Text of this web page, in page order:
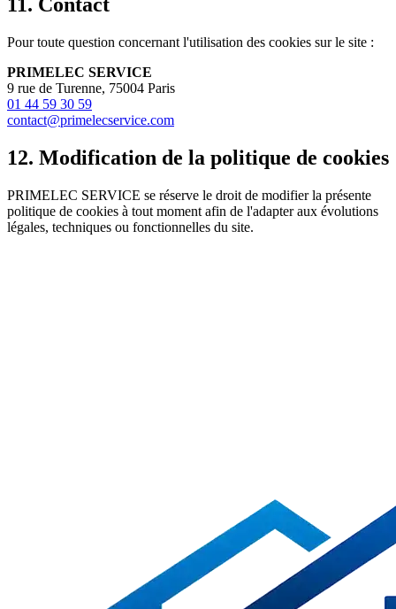
Pour toute question concernant l'utilisation des cookies sur le site :
PRIMELEC SERVICE
9 rue de Turenne, 75004 Paris
01 44 59 30 59
contact@primelecservice.com
12. Modification de la politique de cookies
PRIMELEC SERVICE se réserve le droit de modifier la présente
politique de cookies à tout moment afin de l'adapter aux évolutions
légales, techniques ou fonctionnelles du site.